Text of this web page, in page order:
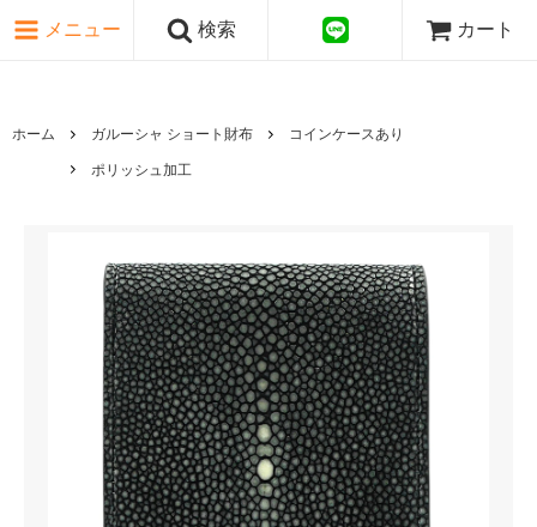
メニュー 検索 カート
ホーム ガルーシャ ショート財布 コインケースあり
ポリッシュ加工
ピンク・レッド系
ゴールド・シルバー系
国旗シリーズ
日本伝文様シリーズ